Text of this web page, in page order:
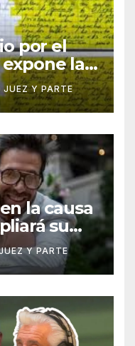
por el
la
Kirchner
JUEZ Y PARTE
la causa
su
a
de la
Y PARTE